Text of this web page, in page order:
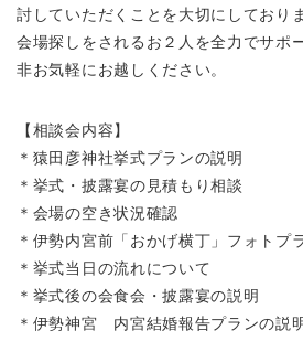
討していただくことを大切にしており
会場探しをされるお２人を全力でサポ
非お気軽にお越しください。
【相談会内容】
＊猿田彦神社挙式プランの説明
＊挙式・披露宴の見積もり相談
＊会場の空き状況確認
＊伊勢内宮前「おかげ横丁」フォトプ
＊挙式当日の流れについて
＊挙式後の会食会・披露宴の説明
＊伊勢神宮 内宮結婚報告プランの説